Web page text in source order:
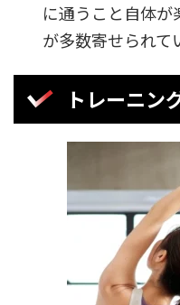
に通うこと自体
が多数寄せられて
トレーニン